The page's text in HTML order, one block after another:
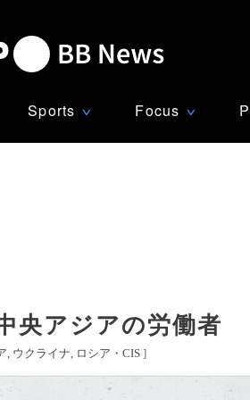
Sports ∨ Focus ∨
央アジアの労働者
ウクライナ ロシア・CIS ]